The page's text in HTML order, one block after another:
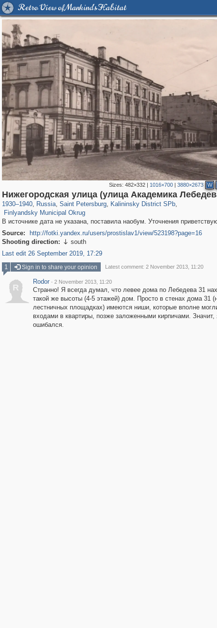
Retro View of Mankind's Habitat
Sizes: 482×332| 1016×700| 3880×2673 W
Нижегородская улица (улица Академика
1930–1940, Russia
1,406,493 29,243
, Saint Petersburg
197,153 5,709
, Kalininsky District SPb
7,192 56
,
Finlyandsky Municipal Okrug
3,048 40
В источнике дата не указана, поставила наобум. Уточнения
Source:
http://fotki.yandex.ru/users/prostislav1/view/523198?page=16
Shooting direction:  south
Last edit 26 September 2019, 17:29
1
Sign in to share your opinion Latest comment: 2 November 2013, 11:20
R
Rodor · 2 November 2013, 11:20
Странно! Я всегда думал, что левее дома по Лебедева 31
такой же высоты (4-5 этажей) дом. Просто в стенах дома 31
лестничных площадках) имеются ниши, которые вполне
входами в квартиры, позже заложенными кирпичами. Значит,
ошибался.